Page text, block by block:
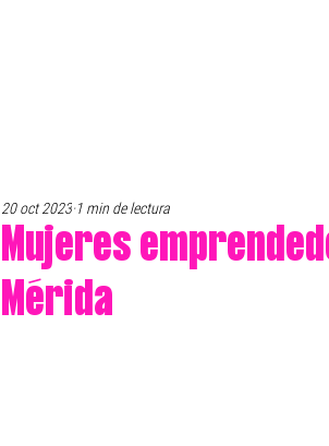
Mujeres
Mérida
20 oct 20231 min de lectura